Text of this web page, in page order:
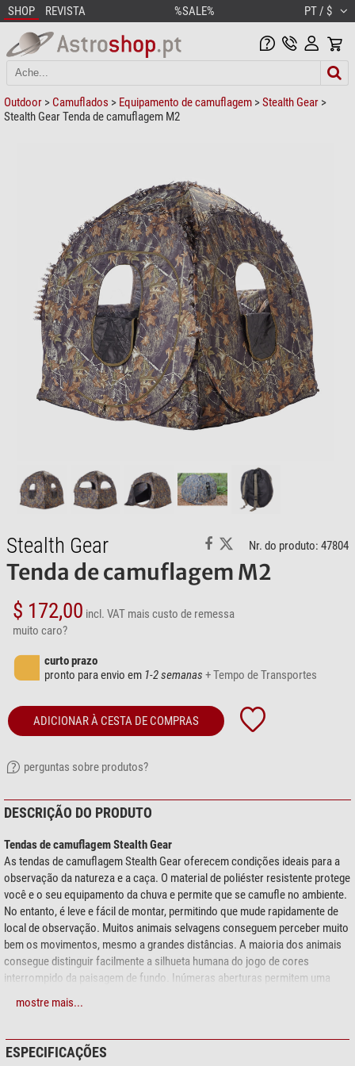
SHOP REVISTA %SALE% PT / $
Outdoor > Camuflados > Equipamento de camuflagem >Stealth Gear >
Stealth Gear Tenda de camuflagem M2
Stealth Gear Nr. do produto: 47804
Tenda de camuflagem M2
$ 172,00 incl. VAT mais custo de remessa
muito caro?
curto prazo
pronto para envio em 1-2 semanas + Tempo de Transportes
ADICIONAR À CESTA DE COMPRAS
perguntas sobre produtos?
DESCRIÇÃO DO PRODUTO
Tendas de camuflagem Stealth Gear
As tendas de camuflagem Stealth Gear oferecem condições ideais para a
observação da natureza e a caça. O material de poliéster resistente protege
você e o seu equipamento da chuva e permite que se camufle no ambiente.
No entanto, é leve e fácil de montar, permitindo que mude rapidamente de
local de observação. Muitos animais selvagens conseguem perceber muito
bem os movimentos, mesmo a grandes distâncias. A maioria dos animais
consegue distinguir facilmente a silhueta humana do jogo de cores
interrompido da paisagem de fundo. Inúmeras aberturas permitem uma
visão panorâmica de quase 360°. Todas as aberturas das janelas são
equipadas com um material de malha em padrão de camuflagem, que
modelos de aniversário)As grandes aberturas permitem a entrada e saída
com equipamento volumoso.
mostre mais...
ESPECIFICAÇÕES